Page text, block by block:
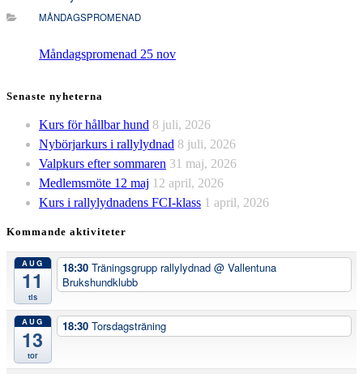
MÅNDAGSPROMENAD
Måndagspromenad 25 nov
Senaste nyheterna
Kurs för hållbar hund 8 juli, 2026
Nybörjarkurs i rallylydnad 8 juli, 2026
Valpkurs efter sommaren 31 maj, 2026
Medlemsmöte 12 maj 12 april, 2026
Kurs i rallylydnadens FCI-klass 1 april, 2026
Kommande aktiviteter
AUG
11
tis
18:30 Träningsgrupp rallylydnad @ Vallentuna
Brukshundklubb
AUG
13
tor
18:30 Torsdagsträning